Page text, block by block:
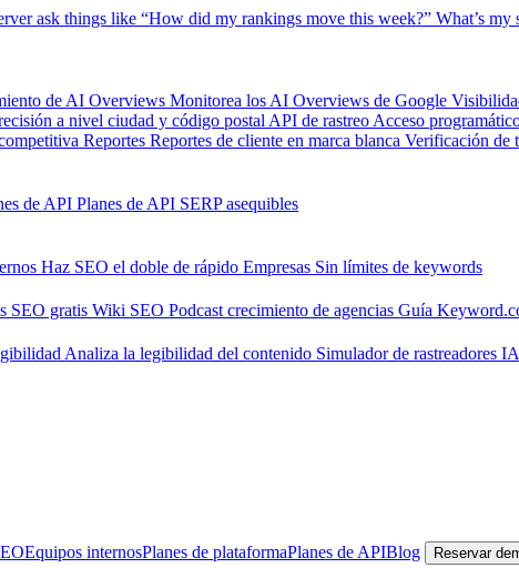
ask things like “How did my rankings move this week?” What’s my
de AI Overviews Monitorea los AI Overviews de Google
a nivel ciudad y código postal API de rastreo Acceso
Reportes Reportes de cliente en marca blanca Verificación de
de API Planes de API SERP asequibles
Haz SEO el doble de rápido Empresas Sin límites de keywords
SEO gratis Wiki SEO Podcast crecimiento de agencias Guía
Analiza la legibilidad del contenido Simulador de rastreadores
Equipos internosPlanes de plataformaPlanes de APIBlog Reservar